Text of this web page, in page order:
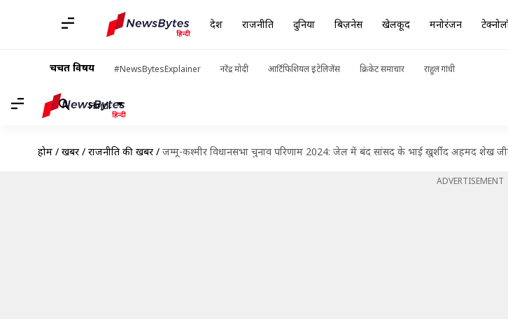
देश राजनीति दुनिया बिज़नेस खेलकूद मनोरंजन
चर्चित विषय #NewsBytesExplainer नरेंद्र मोदी आर्टिफिशियल इंटेलिजेंस क्रिकेट समाचार राहुल गांधी
Hindi
होम / खबरें / राजनीति की खबरें / जम्मू-कश्मीर विधानसभा चुनाव परिणाम 2024: जेल में बंद सांसद के भाई खुर्शीद अहमद शेख
ADVERTISEMENT